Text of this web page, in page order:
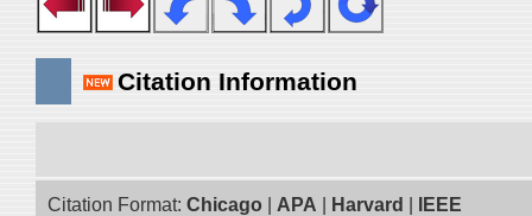
Citation Information
Citation Format: Chicago APA Harvard IEEE